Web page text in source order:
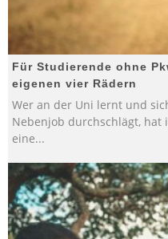
Für Studierende ohne
eigenen vier Rädern
Wer an der Uni lernt und
Nebenjob durchschlägt, hat
eine...